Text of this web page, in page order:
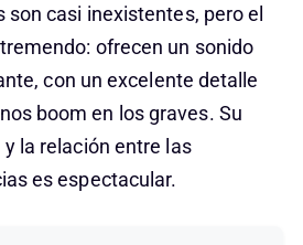
son casi inexistentes, pero el
ofrecen un sonido
con un excelente detalle
boom en los graves. Su
la relación entre las
es espectacular.